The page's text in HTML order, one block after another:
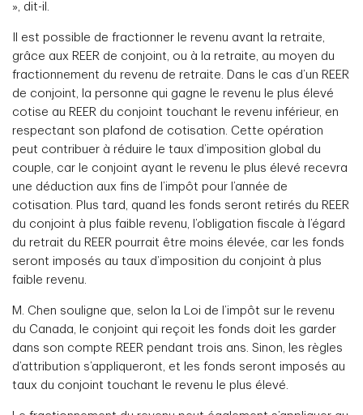
», dit-il.
Il est possible de fractionner le revenu avant la retraite,
grâce aux REER de conjoint, ou à la retraite, au moyen du
fractionnement du revenu de retraite. Dans le cas d’un REER
de conjoint, la personne qui gagne le revenu le plus élevé
cotise au REER du conjoint touchant le revenu inférieur, en
respectant son plafond de cotisation. Cette opération
peut contribuer à réduire le taux d’imposition global du
couple, car le conjoint ayant le revenu le plus élevé recevra
une déduction aux fins de l’impôt pour l’année de
cotisation. Plus tard, quand les fonds seront retirés du REER
du conjoint à plus faible revenu, l’obligation fiscale à l’égard
du retrait du REER pourrait être moins élevée, car les fonds
seront imposés au taux d’imposition du conjoint à plus
faible revenu.
M. Chen souligne que, selon la Loi de l’impôt sur le revenu
du Canada, le conjoint qui reçoit les fonds doit les garder
dans son compte REER pendant trois ans. Sinon, les règles
d’attribution s’appliqueront, et les fonds seront imposés au
taux du conjoint touchant le revenu le plus élevé.